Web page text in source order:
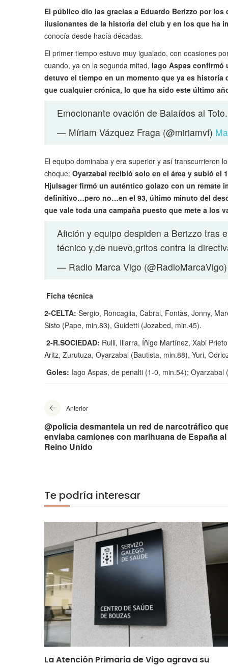
El público dio las gracias a Eduardo Berizzo por
ilusionantes de la historia del club y en los que ha
conocía desde hacía décadas.
El primer tiempo estuvo muy igualado, con ocasiones
cuando, ya en la segunda mitad, Iago Aspas confirmó
detuvo el tiempo en un momento que ya es historia
que cualquier crónica, lo que ha sido este último
Emocionante ovación de Balaídos al Toto.
— Míriam Vázquez Fraga (@miriamvf)
El equipo dominaba y era superior y así transcurrieron
choque: Oyarzabal recibió solo en el área y subió el
Hjulsager firmó un auténtico golazo con un remate
definitivo…pero no…en el 93, último minuto del
que vale toda una campaña puesto que mete a los
Afición y equipo despiden a Berizzo tras
técnico y,de nuevo,gritos contra la
— Radio Marca Vigo (@RadioMarcaVigo)
Ficha técnica
2-CELTA: Sergio, Roncaglia, Cabral, Fontàs, Jonny,
Sisto (Pape, min.83), Guidetti (Jozabed, min.45).
2-R.SOCIEDAD: Rulli, Illarra, Íñigo Martínez, Xabi
Aritz, Zurutuza, Oyarzabal (Bautista, min.88), Yuri,
Goles: Iago Aspas, de penalti (1-0, min.54);
Anterior
@policia desmantela un red de narcotráfico
enviaba camiones con marihuana de España al
Reino Unido
Te podría interesar
La Atención Primaria de Vigo agrava su